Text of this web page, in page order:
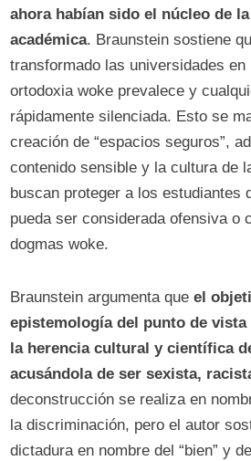
ahora habían sido el núcleo de
académica. Braunstein sostiene
transformado las universidades en
ortodoxia woke prevalece y
rápidamente silenciada. Esto se
creación de “espacios seguros”,
contenido sensible y la cultura de
buscan proteger a los estudiantes
pueda ser considerada ofensiva o
dogmas woke.
Braunstein argumenta queel
epistemología del punto de
la herencia cultural y científica
acusándola de ser sexista,
deconstrucción se realiza en
la discriminación, pero el autor
dictadura en nombre del “bien” y